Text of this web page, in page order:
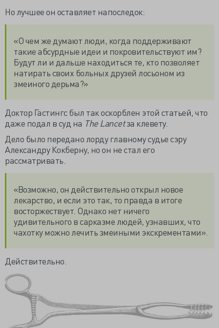
Но лучшее он оставляет напоследок:
«О чем же думают люди, когда поддерживают
такие абсурдные идеи и покровительствуют им?
Будут ли и дальше находиться те, кто позволяет
натирать своих больных друзей лосьоном из
змеиного дерьма?»
Доктор Гастингс был так оскорблен этой статьей, что
даже подал в суд на The Lancetза клевету.
Дело было передано лорду главному судье сэру
Александру Кокберну, но он не стал его
рассматривать.
«Возможно, он действительно открыл новое
лекарство, и если это так, то правда в итоге
восторжествует. Однако нет ничего
удивительного в сарказме людей, узнавших, что
чахотку можно лечить змеиными экскрементами».
Действительно.